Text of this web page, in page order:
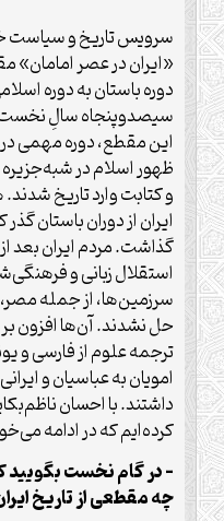
سرویس تاریخ و سیاست
«ایران در عصر امامان»
دوره باستان به دوره
سیصدوپنجاه سالِ نخست
این مقطع، دوره مهمی
ظهور اسلام در
و کتابت وارد تاریخ
ایران از دوران باستان
گذاشت. مردم ایران بعد
استقلال زبانی و
سرزمین‌ها، از جمله
حل نشدند. آن‌ها افزون
ترجمه علوم از فارسی و
امویان به عباسیان و
داشتند. با احسان
کرده‌ایم که در ادامه
– در گام نخست بگویید
چه مقطعی از تاریخ